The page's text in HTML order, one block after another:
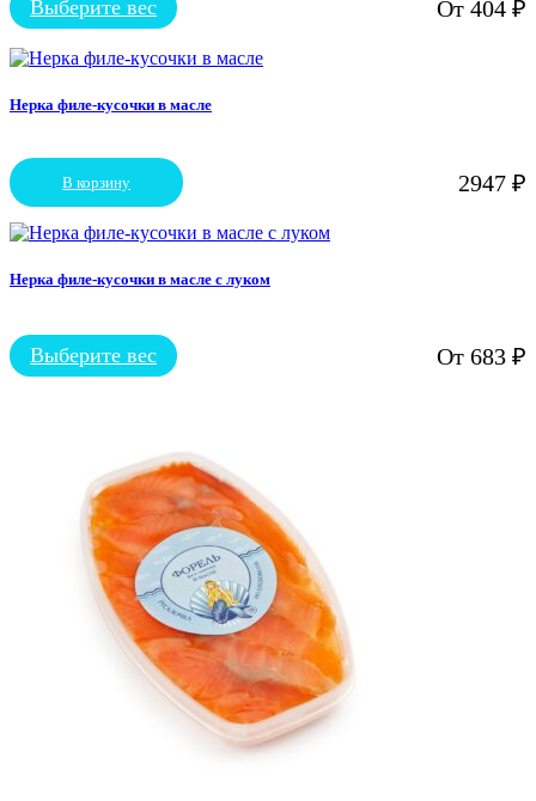
От 404 ₽
Выберите вес
Этот
имеет
вариаций.
выбрать
на
странице
товара.
Нерка филе-кусочки в масле
2947 ₽
В корзину
Нерка филе-кусочки в масле с луком
От 683 ₽
Выберите вес
Этот